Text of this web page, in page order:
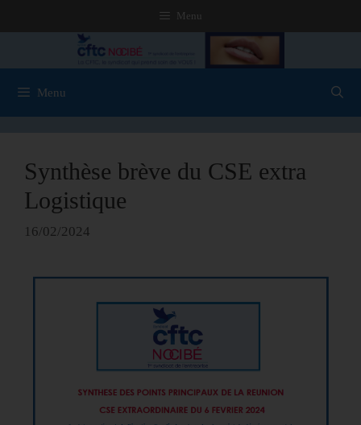
Menu
Menu
Synthèse brève du CSE extra
Logistique
16/02/2024